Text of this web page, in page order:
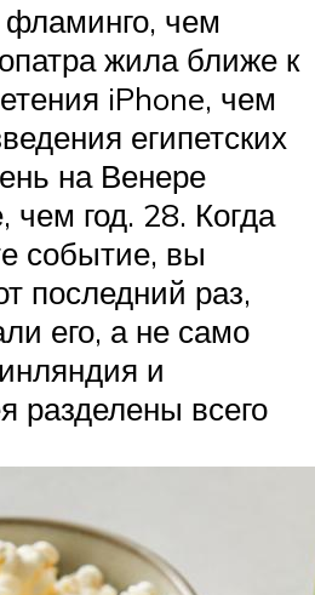
фламинго, чем
жила ближе к
iPhone, чем
египетских
на Венере
год. 28. Когда
событие, вы
последний раз,
его, а не само
и
разделены всего